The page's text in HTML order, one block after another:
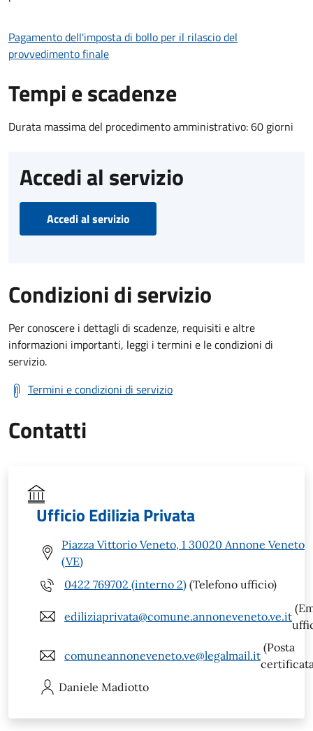
Pagamento dell'imposta di bollo per il rilascio del
provvedimento finale
Tempi e scadenze
Durata massima del procedimento amministrativo: 60 giorni
Accedi al servizio
Accedi al servizio
Condizioni di servizio
Per conoscere i dettagli di scadenze, requisiti e altre
informazioni importanti, leggi i termini e le condizioni di
servizio.
Termini e condizioni di servizio
Contatti
Ufficio Edilizia Privata
Piazza Vittorio Veneto, 1 30020 Annone Veneto
(VE)
0422 769702 (interno 2) (Telefono ufficio)
ediliziaprivata@comune.annoneveneto.ve.it
comuneannoneveneto.ve@legalmail.it
(Posta
Daniele Madiotto